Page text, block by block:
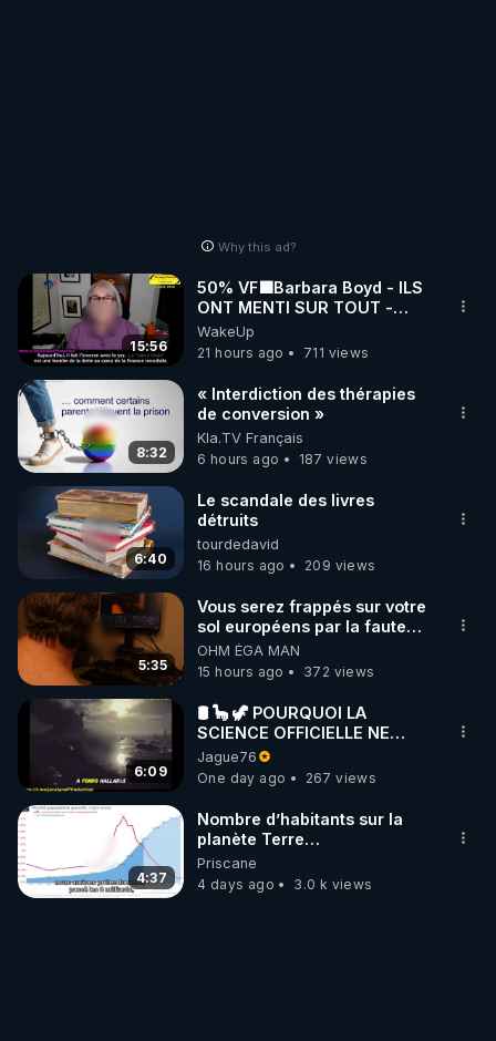
Why this ad?
15:56
50% VF🟩Barbara Boyd - ILS
ONT MENTI SUR TOUT -
Jocelyne Traduction
WakeUp
21 hours ago
711 views
8:32
« Interdiction des thérapies
de conversion »
Kla.TV Français
6 hours ago
187 views
6:40
Le scandale des livres
détruits
tourdedavid
16 hours ago
209 views
5:35
Vous serez frappés sur votre
sol européens par la faute
des dirigeants qui s'en
mettent dans le nez
OHM ÉGA MAN
15 hours ago
372 views
6:09
🛢 🦕 🦖 POURQUOI LA
SCIENCE OFFICIELLE NE
CONNAÎT-ELLE PAS LA VRAIE
ORIGINE DU PÉTROLE ?
Jague76
One day ago
267 views
4:37
Nombre d’habitants sur la
planète Terre…
Priscane
4 days ago
3.0 k views